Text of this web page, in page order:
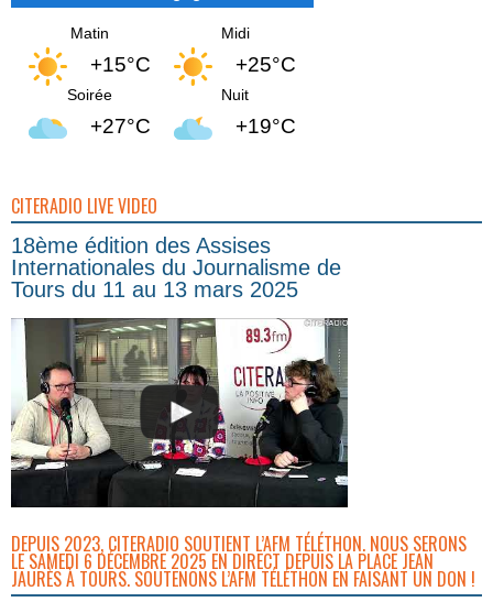
Matin
+15°C
Midi
+25°C
Soirée
+27°C
Nuit
+19°C
CITERADIO LIVE VIDEO
18ème édition des Assises
Internationales du Journalisme de
Tours du 11 au 13 mars 2025
DEPUIS 2023, CITERADIO SOUTIENT L’AFM TÉLÉTHON. NOUS SERONS
LE SAMEDI 6 DÉCEMBRE 2025 EN DIRECT DEPUIS LA PLACE JEAN
JAURÈS À TOURS. SOUTENONS L’AFM TÉLÉTHON EN FAISANT UN DON !